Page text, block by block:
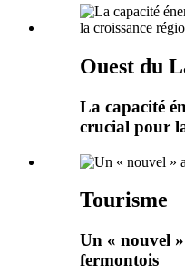
Ouest du
La capacité
crucial pour
Tourisme
Un « nouvel
fermontois